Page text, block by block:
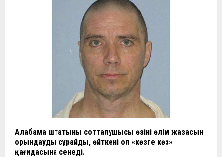
Алабама штатының сотталушысы өзінің өлім жазасын
орындауды сұрайды, өйткені ол «көзге көз»
қағидасына сенеді.